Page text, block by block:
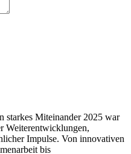
starkes Miteinander 2025 war
Weiterentwicklungen,
Impulse. Von innovativen
bis